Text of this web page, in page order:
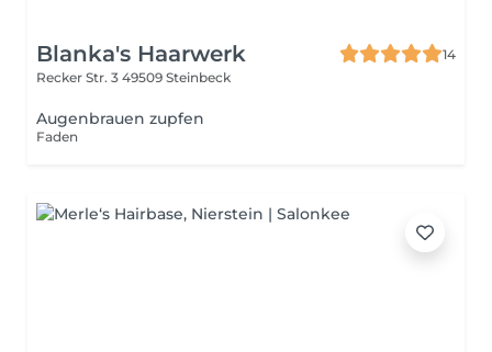
Blanka's Haarwerk
14
Recker Str. 3 49509 Steinbeck
Augenbrauen zupfen
Faden